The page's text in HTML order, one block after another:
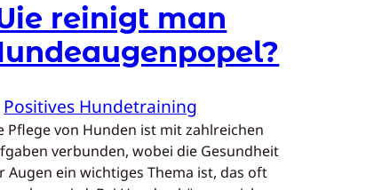
reinigt man
Positives Hundetraining
Pflege von Hunden ist mit zahlreichen
verbunden, wobei die Gesundheit
Augen ein wichtiges Thema ist, das oft